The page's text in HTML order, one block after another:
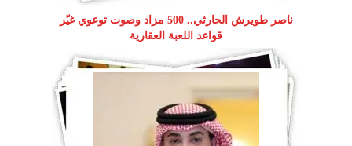
ناصر طويرش الحارثي.. 500 مزاد وصوت توعوي غيّر
قواعد اللعبة العقارية